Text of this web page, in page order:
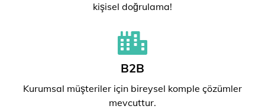
kişisel doğrulama!
B2B
Kurumsal müşteriler için bireysel komple çözümler
mevcuttur.